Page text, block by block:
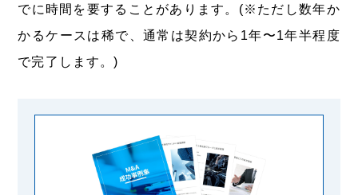
でに時間を要することがあります。(※ただし数年か
かるケースは稀で、通常は契約から1年〜1年半程度
で完了します。)